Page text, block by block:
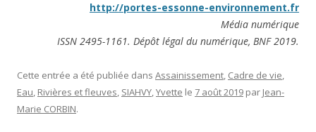
http://portes-essonne-environnement.fr
Média numérique
ISSN 2495-1161. Dépôt légal du numérique, BNF 2019.
Cette entrée a été publiée dans Assainissement, Cadre de vie,
Eau, Rivières et fleuves, SIAHVY,Yvette le 7 août 2019 par Jean-
Marie CORBIN.